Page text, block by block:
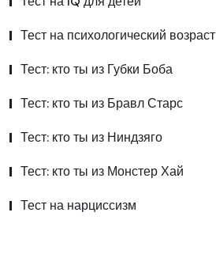
Тест на психологический возраст
Тест: кто ты из Губки Боба
Тест: кто ты из Бравл Старс
Тест: кто ты из Ниндзяго
Тест: кто ты из Монстер Хай
Тест на нарциссизм